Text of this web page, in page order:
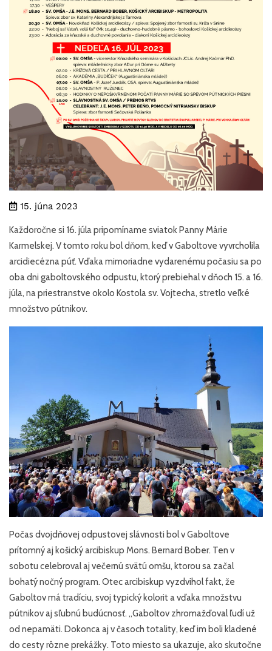
15. júna 2023
Každoročne si 16. júla pripomíname sviatok Panny Márie
Karmelskej. V tomto roku bol dňom, keď v Gaboltove vyvrcholila
arcidiecézna púť. Vďaka mimoriadne vydarenému počasiu sa po
oba dni gaboltovského odpustu, ktorý prebiehal v dňoch 15. a 16.
júla, na priestranstve okolo Kostola sv. Vojtecha, stretlo veľké
množstvo pútnikov.
Počas dvojdňovej odpustovej slávnosti bol v Gaboltove
prítomný aj košický arcibiskup Mons. Bernard Bober. Ten v
sobotu celebroval aj večernú svätú omšu, ktorou sa začal
bohatý nočný program. Otec arcibiskup vyzdvihol fakt, že
Gaboltov má tradíciu, svoj typický kolorit a vďaka množstvu
pútnikov aj sľubnú budúcnosť. „Gaboltov zhromažďoval ľudí už
od nepamäti. Dokonca aj v časoch totality, keď im boli kladené
do cesty rôzne prekážky. Toto miesto sa ukazuje, ako skutočne